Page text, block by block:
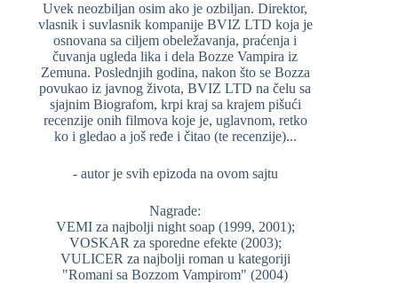
Uvek neozbiljan osim ako je ozbiljan. Direktor,
vlasnik i suvlasnik kompanije BVIZ LTD koja je
osnovana sa ciljem obeležavanja, praćenja i
čuvanja ugleda lika i dela Bozze Vampira iz
Zemuna. Poslednjih godina, nakon što se Bozza
povukao iz javnog života, BVIZ LTD na čelu sa
sjajnim Biografom, krpi kraj sa krajem pišući
recenzije onih filmova koje je, uglavnom, retko
ko i gledao a još ređe i čitao (te recenzije)...
- autor je svih epizoda na ovom sajtu
Nagrade:
VEMI za najbolji night soap (1999, 2001);
VOSKAR za sporedne efekte (2003);
VULICER za najbolji roman u kategoriji
"Romani sa Bozzom Vampirom" (2004)